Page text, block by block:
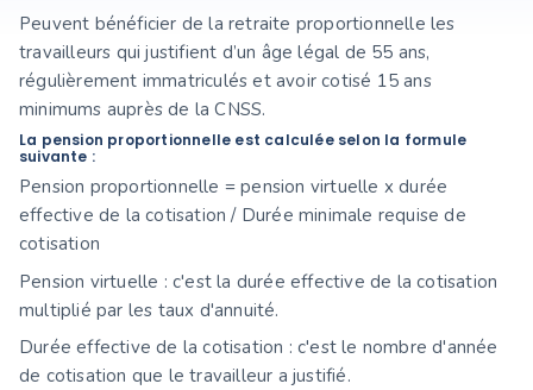
Peuvent bénéficier de la retraite proportionnelle les
travailleurs qui justifient d’un âge légal de 55 ans,
régulièrement immatriculés et avoir cotisé 15 ans
minimums auprès de la CNSS.
La pension proportionnelle est calculée selon la formule
suivante :
Pension proportionnelle = pension virtuelle x durée
effective de la cotisation / Durée minimale requise de
cotisation
Pension virtuelle : c'est la durée effective de la cotisation
multiplié par les taux d'annuité.
Durée effective de la cotisation : c'est le nombre d'année
de cotisation que le travailleur a justifié.